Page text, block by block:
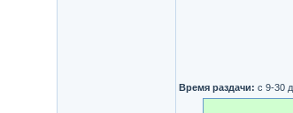
Время раздачи: с 9-30